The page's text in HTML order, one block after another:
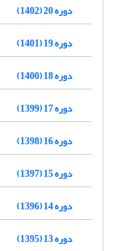
دوره 20 (1402)
دوره 19 (1401)
دوره 18 (1400)
دوره 17 (1399)
دوره 16 (1398)
دوره 15 (1397)
دوره 14 (1396)
دوره 13 (1395)